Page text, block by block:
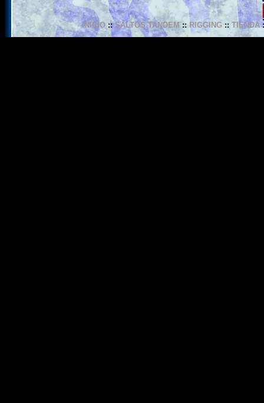
INICIO ::SALTOS TANDEM :: RIGGING :: TIENDA